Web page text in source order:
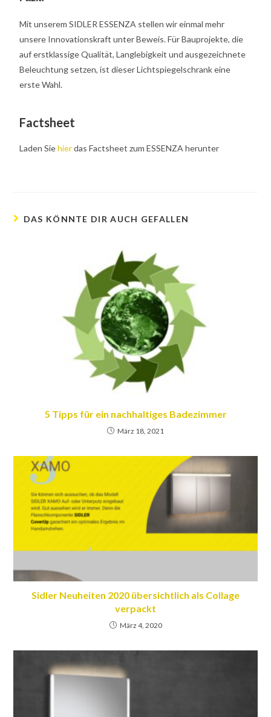
MitunseremSIDLER ESSENZA stellen wir einmal mehr
unsere Innovationskraft unter Beweis. Für Bauprojekte, die
auf erstklassigeQualität, Langlebigkeit undausgezeichnete
Beleuchtung setzen, ist dieser Lichtspiegelschrank eine
erste Wahl.
Factsheet
Laden Siehierdas Factsheet zum ESSENZA herunter
DAS KÖNNTE DIR AUCH GEFALLEN
5 Tipps für ein nachhaltiges Badezimmer
März 18, 2021
Sidler Neuheiten 2020 übersichtlich als Collage
verpackt
März 4, 2020